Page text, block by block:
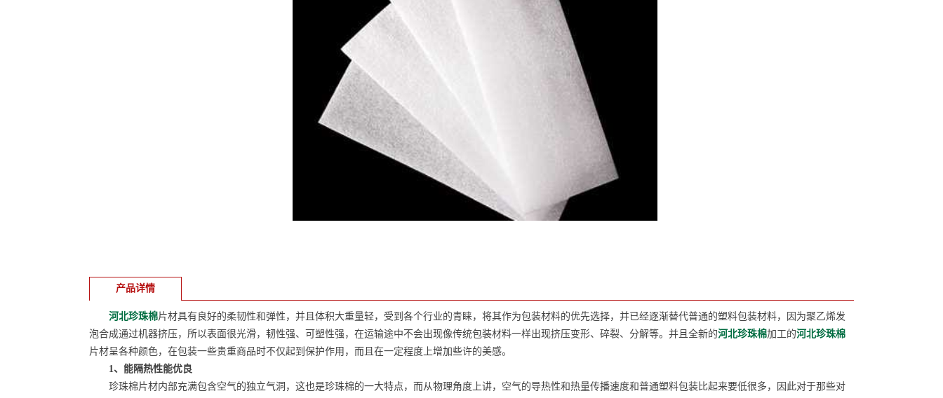
产品详情
河北珍珠棉片材具有良好的柔韧性和弹性，并且体积大重量轻，受到各个行业的青睐，将其作为包装材料的优先选择，并已经逐渐替代普通的塑料包装材料，因为聚乙烯发
泡合成通过机器挤压，所以表面很光滑，韧性强、可塑性强，在运输途中不会出现像传统包装材料一样出现挤压变形、碎裂、分解等。并且全新的河北珍珠棉加工的河北珍珠棉
片材呈各种颜色，在包装一些贵重商品时不仅起到保护作用，而且在一定程度上增加些许的美感。
1、能隔热性能优良
珍珠棉片材内部充满包含空气的独立气洞，这也是珍珠棉的一大特点，而从物理角度上讲，空气的导热性和热量传播速度和普通塑料包装比起来要低很多，因此对于那些对